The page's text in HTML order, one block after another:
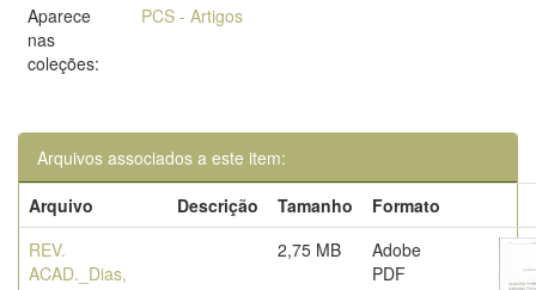
Aparece
nas
coleções:
PCS - Artigos
Arquivos associados a este item:
Arquivo
Descrição Tamanho
Formato
REV.
ACAD._Dias,
2,75 MB
Adobe
PDF